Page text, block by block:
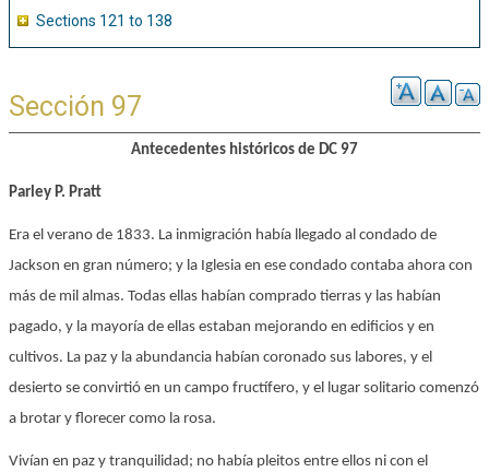
Sections 121 to 138
Sección 97
Antecedentes históricos de DC 97
Parley P. Pratt
Era el verano de 1833. La inmigración había llegado al condado de
Jackson en gran número; y la Iglesia en ese condado contaba ahora con
más de mil almas. Todas ellas habían comprado tierras y las habían
pagado, y la mayoría de ellas estaban mejorando en edificios y en
cultivos. La paz y la abundancia habían coronado sus labores, y el
desierto se convirtió en un campo fructífero, y el lugar solitario comenzó
a brotar y florecer como la rosa.
Vivían en paz y tranquilidad; no había pleitos entre ellos ni con el